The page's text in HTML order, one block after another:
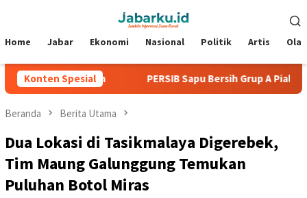
Mobile
Home Jabar Ekonomi Nasional Politik Artis
Konten Spesial
Kebobolan PERSIB Sapu Bersih Grup A Piala Presiden
Beranda Berita Utama
Dua Lokasi di Tasikmalaya Digerebek,
Tim Maung Galunggung Temukan
Puluhan Botol Miras